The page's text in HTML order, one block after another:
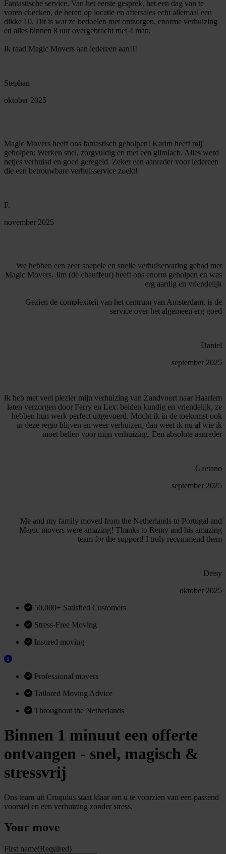
Fantastische service. Van het eerste gesprek, het een dag van te
voren checken, de heren op locatie en aftersales echt allemaal een
dikke 10. Dit is wat ze bedoelen met ontzorgen, enorme verhuizing
en alles binnen 8 uur overgebracht met 4 man.
Ik raad Magic Movers aan iedereen aan!!!
Stephan
oktober 2025
Magic Movers heeft ons fantastisch geholpen! Karim heeft mij
geholpen: Werken snel, zorgvuldig en met een glimlach. Alles werd
netjes verhuisd en goed geregeld. Zeker een aanrader voor iedereen
die een betrouwbare verhuisservice zoekt!
F.
november 2025
We hebben een zeer soepele en snelle verhuiservaring gehad met
Magic Movers. Jim (de chauffeur) heeft ons enorm geholpen en was
erg aardig en vriendelijk
Gezien de complexiteit van het centrum van Amsterdam, is de
service over het algemeen erg goed
Daniel
september 2025
Ik heb met veel plezier mijn verhuizing van Zandvoort naar Haarlem
laten verzorgen door Ferry en Lex: beiden kundig en vriendelijk, ze
hebben hun werk perfect uitgevoerd. Mocht ik in de toekomst ook
in deze regio blijven en weer verhuizen, dan weet ik nu al wie ik
moet bellen voor mijn verhuizing. Een absolute aanrader
Gaetano
september 2025
Me and my family moved from the Netherlands to Portugal and
Magic movers were amazing! Thanks to Remy and his amazing
team for the support! I truly recommend them
Deisy
oktober 2025
50,000+ Satisfied Customers
Stress-Free Moving
Insured moving
Professional movers
Tailored Moving Advice
Throughout the Netherlands
Binnen 1 minuut een offerte
ontvangen - snel, magisch &
stressvrij
Ons team uit Cruquius staat klaar om u te voorzien van een passend
voorstel en een verhuizing zonder stress.
Your move
First name(Required)